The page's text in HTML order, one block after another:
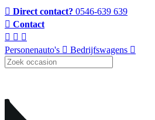
Direct contact? 0546-639 639
Contact
Personenauto's Bedrijfswagens